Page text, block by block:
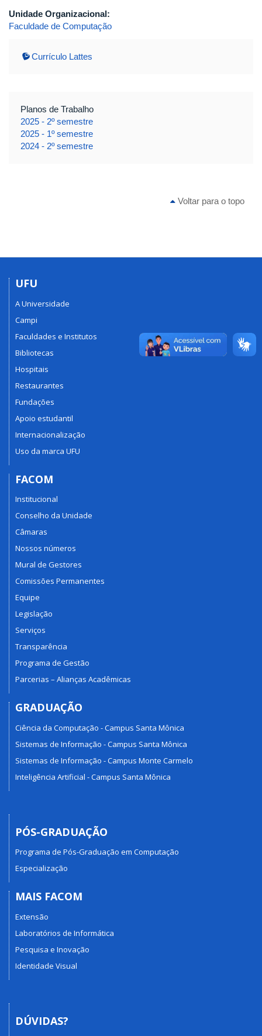
Unidade Organizacional:
Faculdade de Computação
Currículo Lattes
Planos de Trabalho
2025 - 2º semestre
2025 - 1º semestre
2024 - 2º semestre
Voltar para o topo
UFU
A Universidade
Campi
Faculdades e Institutos
Bibliotecas
Hospitais
Restaurantes
Fundações
Apoio estudantil
Internacionalização
Uso da marca UFU
FACOM
Institucional
Conselho da Unidade
Câmaras
Nossos números
Mural de Gestores
Comissões Permanentes
Equipe
Legislação
Serviços
Transparência
Programa de Gestão
Parcerias – Alianças Acadêmicas
GRADUAÇÃO
Ciência da Computação - Campus Santa Mônica
Sistemas de Informação - Campus Santa Mônica
Sistemas de Informação - Campus Monte Carmelo
Inteligência Artificial - Campus Santa Mônica
PÓS-GRADUAÇÃO
Programa de Pós-Graduação em Computação
Especialização
MAIS FACOM
Extensão
Laboratórios de Informática
Pesquisa e Inovação
Identidade Visual
DÚVIDAS?